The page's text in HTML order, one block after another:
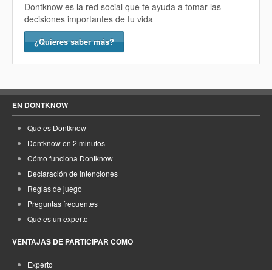
Dontknow es la red social que te ayuda a tomar las
decisiones importantes de tu vida
¿Quieres saber más?
EN DONTKNOW
Qué es Dontknow
Dontknow en 2 minutos
Cómo funciona Dontknow
Declaración de intenciones
Reglas de juego
Preguntas frecuentes
Qué es un experto
VENTAJAS DE PARTICIPAR COMO
Experto